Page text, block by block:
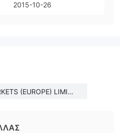
2015-10-26
(EUROPE) LIMITE